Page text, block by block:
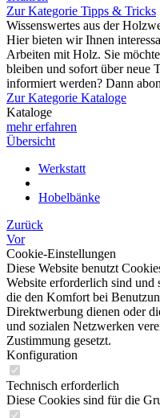
Zur Kategorie Tipps & Tricks
Wissenswertes aus der
Hier bieten wir Ihnen
Arbeiten mit Holz. Sie
bleiben und sofort über neue
informiert werden? Dann
Zur Kategorie Kataloge
Kataloge
mehr erfahren
Übersicht
Werkstatt
Hobelbänke
Zurück
Vor
Cookie-Einstellungen
Diese Website benutzt
Website erforderlich sind und
die den Komfort bei
Direktwerbung dienen oder
und sozialen Netzwerken
Zustimmung gesetzt.
Konfiguration
Technisch erforderlich
Diese Cookies sind für die